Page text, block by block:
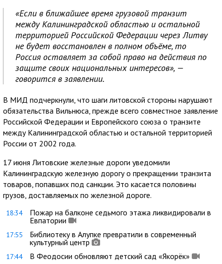
«Если в ближайшее время грузовой транзит
между Калининградской областью и остальной
территорией Российской Федерации через Литву
не будет восстановлен в полном объёме, то
Россия оставляет за собой право на действия по
защите своих национальных интересов», —
говорится в заявлении.
В МИД подчеркнули, что шаги литовской стороны нарушают
обязательства Вильнюса, прежде всего совместное заявление
Российской Федерации и Европейского союза о транзите
между Калининградской областью и остальной территорией
России от 2002 года.
17 июня Литовские железные дороги уведомили
Калининградскую железную дорогу о прекращении транзита
товаров, попавших под санкции. Это касается половины
грузов, доставляемых по железной дороге.
18:34
Пожар на балконе седьмого этажа ликвидировали в
Евпатории
17:55
Библиотеку в Алупке превратили в современный
культурный центр
17:44 В Феодосии обновляют детский сад «Якорёк»